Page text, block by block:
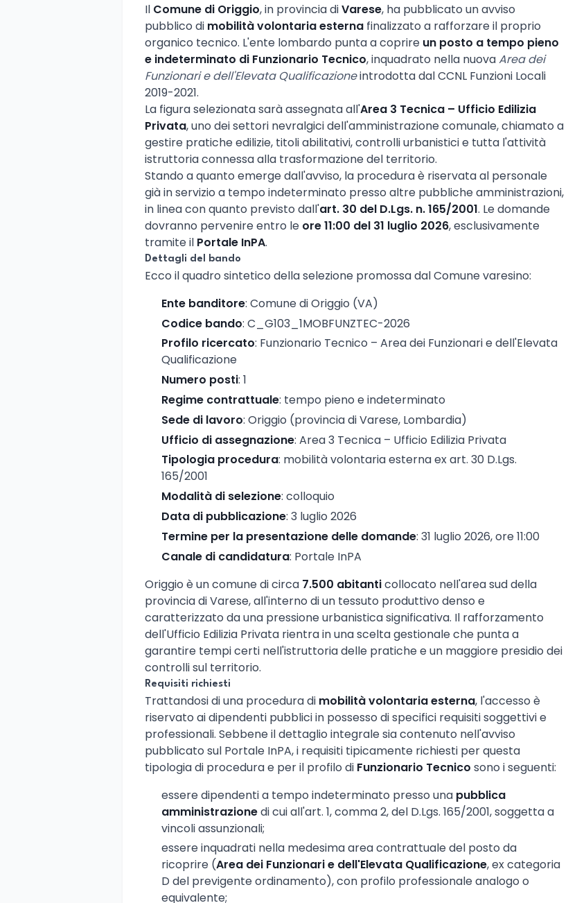
Il Comune di Origgio, in provincia diVarese, ha pubblicato un avviso
pubblico di mobilità volontaria esterna finalizzato a rafforzare il proprio
organico tecnico. L'ente lombardo punta a coprire un posto a tempo pieno
e indeterminato di Funzionario Tecnico, inquadrato nella nuovaArea dei
Funzionari e dell'Elevata Qualificazioneintrodotta dal CCNL Funzioni Locali
2019-2021.
La figura selezionata sarà assegnata all'Area 3 Tecnica – Ufficio Edilizia
Privata, uno dei settori nevralgici dell'amministrazione comunale, chiamato a
gestire pratiche edilizie, titoli abilitativi, controlli urbanistici e tutta l'attività
istruttoria connessa alla trasformazione del territorio.
Stando a quanto emerge dall'avviso, la procedura è riservata al personale
già in servizio a tempo indeterminato presso altre pubbliche amministrazioni,
in linea con quanto previsto dall'art. 30 del D.Lgs. n. 165/2001. Le domande
dovranno pervenire entro le ore 11:00 del 31 luglio 2026, esclusivamente
tramite il Portale InPA.
Dettagli del bando
Ecco il quadro sintetico della selezione promossa dal Comune varesino:
Ente banditore: Comune di Origgio (VA)
Codice bando: C_G103_1MOBFUNZTEC-2026
Profilo ricercato: Funzionario Tecnico – Area dei Funzionari e dell'Elevata
Qualificazione
Numero posti: 1
Regime contrattuale: tempo pieno e indeterminato
Sede di lavoro: Origgio (provincia di Varese, Lombardia)
Ufficio di assegnazione: Area 3 Tecnica – Ufficio Edilizia Privata
Tipologia procedura: mobilità volontaria esterna ex art. 30 D.Lgs.
165/2001
Modalità di selezione: colloquio
Data di pubblicazione: 3 luglio 2026
Termine per la presentazione delle domande: 31 luglio 2026, ore 11:00
Canale di candidatura: Portale InPA
Origgio è un comune di circa 7.500 abitanticollocato nell'area sud della
provincia di Varese, all'interno di un tessuto produttivo denso e
caratterizzato da una pressione urbanistica significativa. Il rafforzamento
dell'Ufficio Edilizia Privata rientra in una scelta gestionale che punta a
garantire tempi certi nell'istruttoria delle pratiche e un maggiore presidio dei
controlli sul territorio.
Requisiti richiesti
Trattandosi di una procedura di mobilità volontaria esterna, l'accesso è
riservato ai dipendenti pubblici in possesso di specifici requisiti soggettivi e
professionali. Sebbene il dettaglio integrale sia contenuto nell'avviso
pubblicato sul Portale InPA, i requisiti tipicamente richiesti per questa
tipologia di procedura e per il profilo di Funzionario Tecnico sono i seguenti:
essere dipendenti a tempo indeterminato presso una pubblica
amministrazionedi cui all'art. 1, comma 2, del D.Lgs. 165/2001, soggetta a
vincoli assunzionali;
essere inquadrati nella medesima area contrattuale del posto da
ricoprire (Area dei Funzionari e dell'Elevata Qualificazione, ex categoria
D del previgente ordinamento), con profilo professionale analogo o
equivalente;